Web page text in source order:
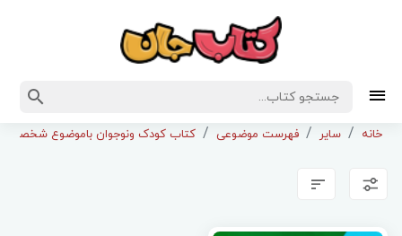
خانه سایر فهرست موضوعی کتاب کودک ونوجوان باموضوع شخصیت